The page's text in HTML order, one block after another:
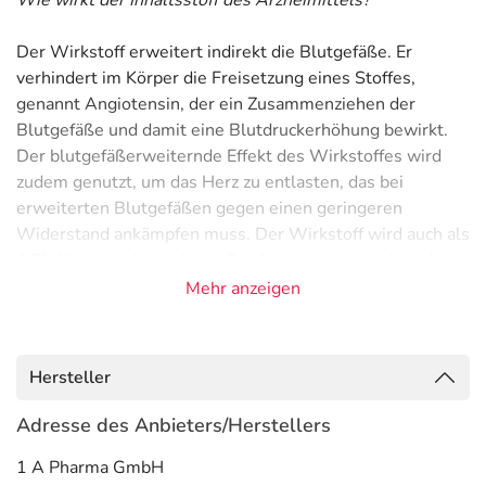
Der Wirkstoff erweitert indirekt die Blutgefäße. Er
verhindert im Körper die Freisetzung eines Stoffes,
genannt Angiotensin, der ein Zusammenziehen der
Blutgefäße und damit eine Blutdruckerhöhung bewirkt.
Der blutgefäßerweiternde Effekt des Wirkstoffes wird
zudem genutzt, um das Herz zu entlasten, das bei
erweiterten Blutgefäßen gegen einen geringeren
Widerstand ankämpfen muss. Der Wirkstoff wird auch als
das Enzym, das letztendlich das Angiotensin freisetzt,
- Nichtdiabetische Nierenerkrankung (Glomerulopathie)
bereits ein erhöhtes Risiko vorliegt
Mehr anzeigen
Hersteller
Adresse des Anbieters/Herstellers
1 A Pharma GmbH